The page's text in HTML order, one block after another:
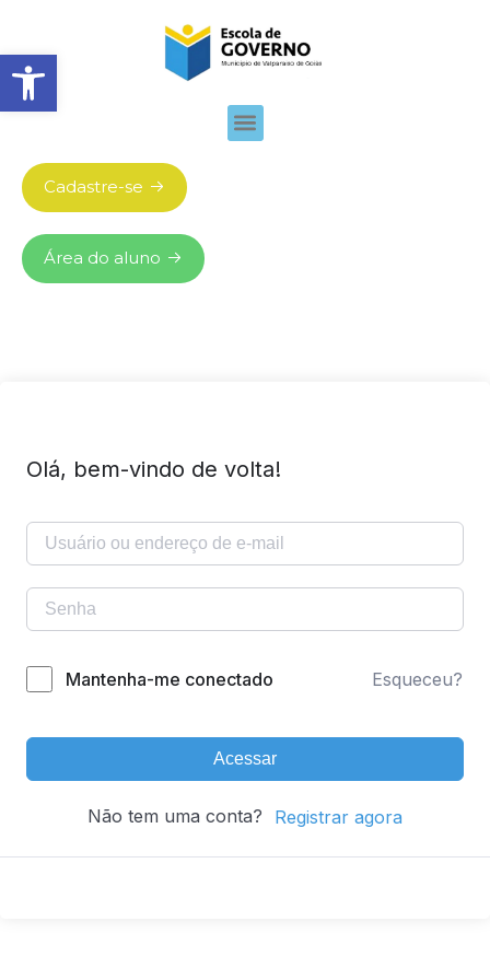
Abrir barra de ferramentas
Cadastre-se
Área do aluno
Olá, bem-vindo de volta!
Mantenha-me conectado Esqueceu?
Acessar
Não tem uma conta? Registrar agora